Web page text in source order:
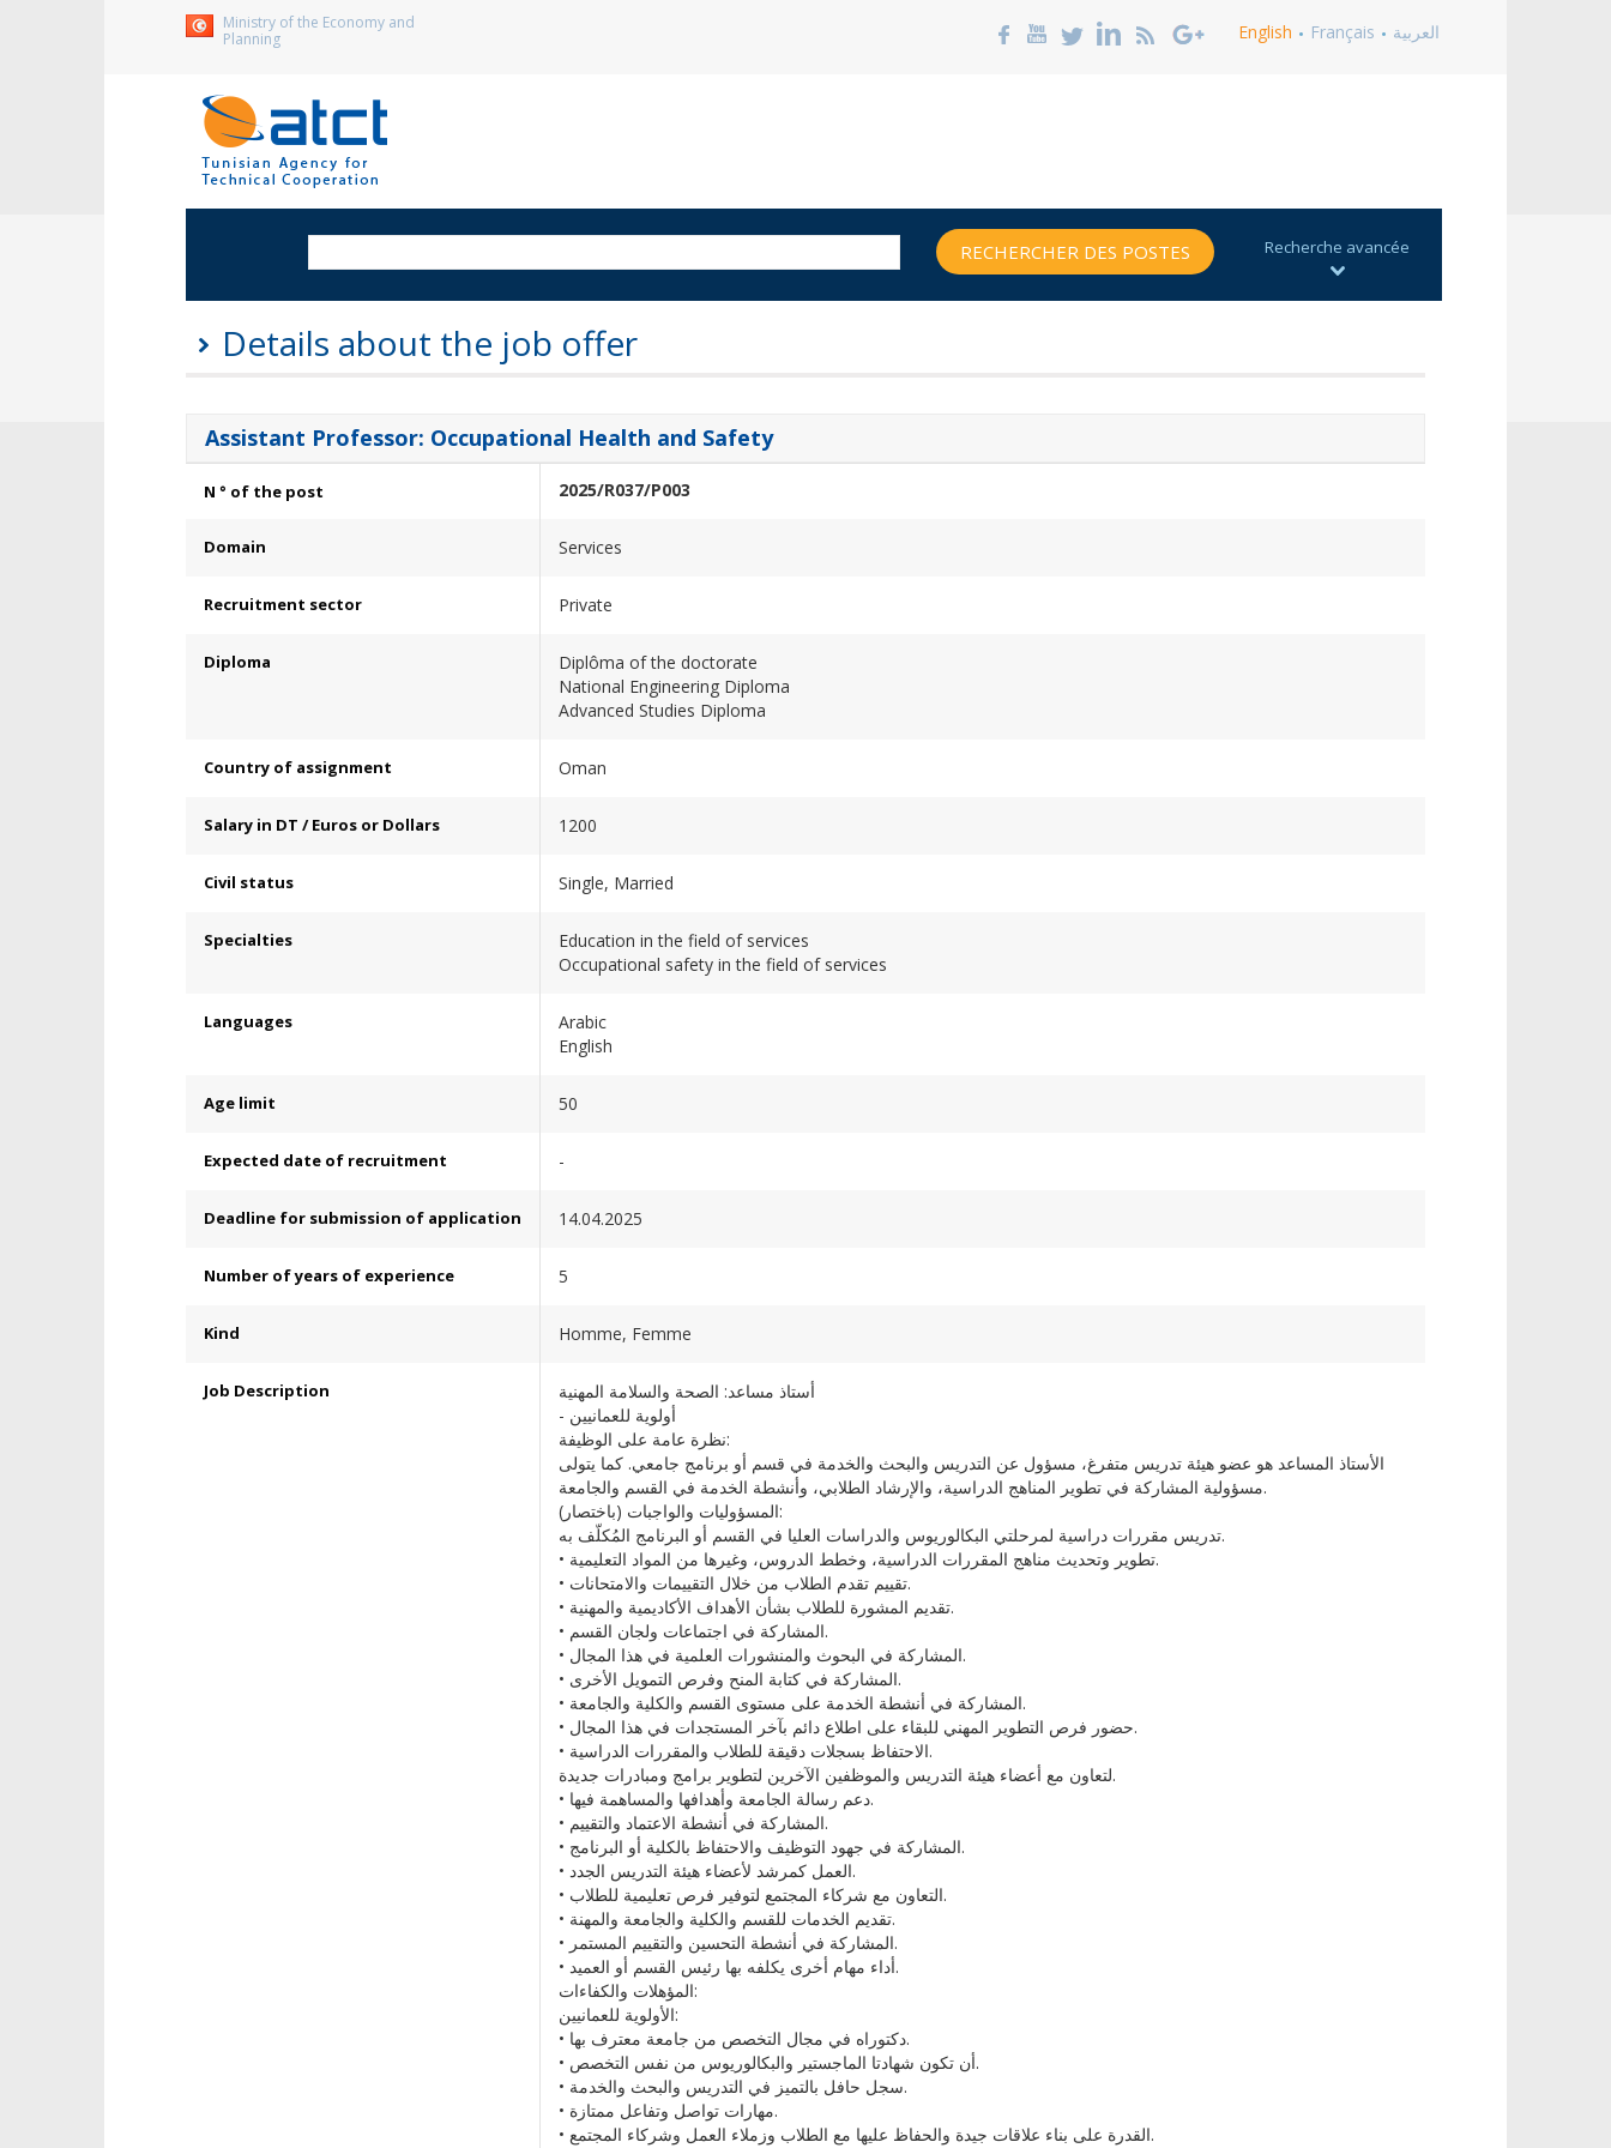
Ministry of the Economy and
Planning
English Français العربية
RECHERCHER DES POSTES
Details about the job offer
Assistant Professor: Occupational Health and Safety
N ° of the post 2025/R037/P003
Domain Services
Recruitment sector Private
Diploma
Diplôma of the doctorate
National Engineering Diploma
Advanced Studies Diploma
Country of assignment Oman
Salary in DT / Euros or Dollars 1200
Civil status Single, Married
Specialties
Education in the field of services
Occupational safety in the field of services
Languages
Arabic
English
Age limit 50
Expected date of recruitment -
Deadline for submission of application 14.04.2025
Number of years of experience 5
Kind Homme, Femme
Job Description
أستاذ مساعد: الصحة والسلامة المهنية
- أولوية للعمانيين
نظرة عامة على الوظيفة:
الأستاذ المساعد هو عضو هيئة تدريس متفرغ، مسؤول عن التدريس والبحث والخدمة في قسم أو برنامج جامعي. كما يتولى
مسؤولية المشاركة في تطوير المناهج الدراسية، والإرشاد الطلابي، وأنشطة الخدمة في القسم والجامعة.
المسؤوليات والواجبات (باختصار):
تدريس مقررات دراسية لمرحلتي البكالوريوس والدراسات العليا في القسم أو البرنامج المُكلّف به.
• تطوير وتحديث مناهج المقررات الدراسية، وخطط الدروس، وغيرها من المواد التعليمية.
• تقييم تقدم الطلاب من خلال التقييمات والامتحانات.
• تقديم المشورة للطلاب بشأن الأهداف الأكاديمية والمهنية.
• المشاركة في اجتماعات ولجان القسم.
• المشاركة في البحوث والمنشورات العلمية في هذا المجال.
• المشاركة في كتابة المنح وفرص التمويل الأخرى.
• المشاركة في أنشطة الخدمة على مستوى القسم والكلية والجامعة.
• حضور فرص التطوير المهني للبقاء على اطلاع دائم بآخر المستجدات في هذا المجال.
• الاحتفاظ بسجلات دقيقة للطلاب والمقررات الدراسية.
لتعاون مع أعضاء هيئة التدريس والموظفين الآخرين لتطوير برامج ومبادرات جديدة.
• دعم رسالة الجامعة وأهدافها والمساهمة فيها.
• المشاركة في أنشطة الاعتماد والتقييم.
• المشاركة في جهود التوظيف والاحتفاظ بالكلية أو البرنامج.
• العمل كمرشد لأعضاء هيئة التدريس الجدد.
• التعاون مع شركاء المجتمع لتوفير فرص تعليمية للطلاب.
• تقديم الخدمات للقسم والكلية والجامعة والمهنة.
• المشاركة في أنشطة التحسين والتقييم المستمر.
• أداء مهام أخرى يكلفه بها رئيس القسم أو العميد.
المؤهلات والكفاءات:
الأولوية للعمانيين:
• دكتوراه في مجال التخصص من جامعة معترف بها.
• أن تكون شهادتا الماجستير والبكالوريوس من نفس التخصص.
• سجل حافل بالتميز في التدريس والبحث والخدمة.
• مهارات تواصل وتفاعل ممتازة.
• القدرة على بناء علاقات جيدة والحفاظ عليها مع الطلاب وزملاء العمل وشركاء المجتمع.